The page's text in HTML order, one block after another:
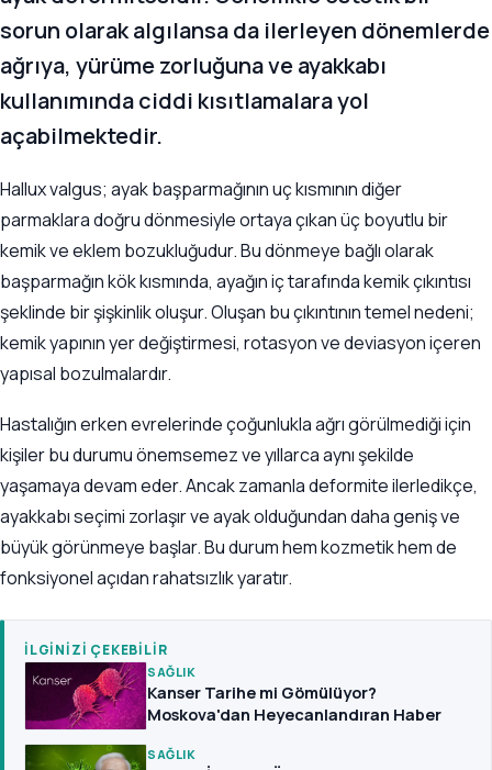
sorun olarak algılansa da ilerleyen dönemlerde
ağrıya, yürüme zorluğuna ve ayakkabı
kullanımında ciddi kısıtlamalara yol
açabilmektedir.
Hallux valgus; ayak başparmağının uç kısmının diğer
parmaklara doğru dönmesiyle ortaya çıkan üç boyutlu bir
kemik ve eklem bozukluğudur. Bu dönmeye bağlı olarak
başparmağın kök kısmında, ayağın iç tarafında kemik çıkıntısı
şeklinde bir şişkinlik oluşur. Oluşan bu çıkıntının temel nedeni;
kemik yapının yer değiştirmesi, rotasyon ve deviasyon içeren
yapısal bozulmalardır.
Hastalığın erken evrelerinde çoğunlukla ağrı görülmediği için
kişiler bu durumu önemsemez ve yıllarca aynı şekilde
yaşamaya devam eder. Ancak zamanla deformite ilerledikçe,
ayakkabı seçimi zorlaşır ve ayak olduğundan daha geniş ve
büyük görünmeye başlar. Bu durum hem kozmetik hem de
fonksiyonel açıdan rahatsızlık yaratır.
İLGINIZI ÇEKEBILIR
SAĞLIK
Kanser Tarihe mi Gömülüyor?
Moskova'dan Heyecanlandıran Haber
SAĞLIK